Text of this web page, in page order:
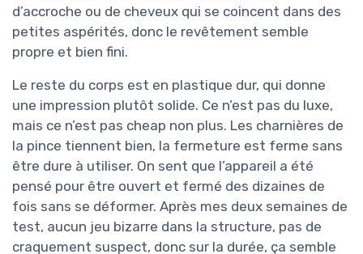
d’accroche ou de cheveux qui se coincent dans des
petites aspérités, donc le revêtement semble
propre et bien fini.
Le reste du corps est en plastique dur, qui donne
une impression plutôt solide. Ce n’est pas du luxe,
mais ce n’est pas cheap non plus. Les charnières de
la pince tiennent bien, la fermeture est ferme sans
être dure à utiliser. On sent que l’appareil a été
pensé pour être ouvert et fermé des dizaines de
fois sans se déformer. Après mes deux semaines de
test, aucun jeu bizarre dans la structure, pas de
craquement suspect, donc sur la durée, ça semble